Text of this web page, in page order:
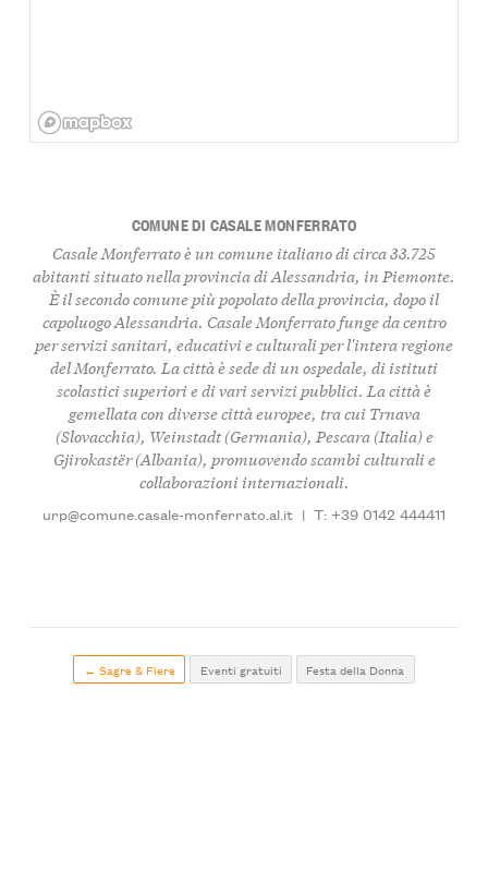
COMUNE DI CASALE MONFERRATO
Casale Monferrato è un comune italiano di circa 33.725
abitanti situato nella provincia di Alessandria, in Piemonte.
È il secondo comune più popolato della provincia, dopo il
capoluogo Alessandria. Casale Monferrato funge da centro
per servizi sanitari, educativi e culturali per l'intera regione
del Monferrato. La città è sede di un ospedale, di istituti
scolastici superiori e di vari servizi pubblici. La città è
gemellata con diverse città europee, tra cui Trnava
(Slovacchia), Weinstadt (Germania), Pescara (Italia) e
Gjirokastër (Albania), promuovendo scambi culturali e
collaborazioni internazionali.
urp@comune.casale-monferrato.al.it | T: +39 0142 444411
← Sagre & Fiere Eventi gratuiti Festa della Donna